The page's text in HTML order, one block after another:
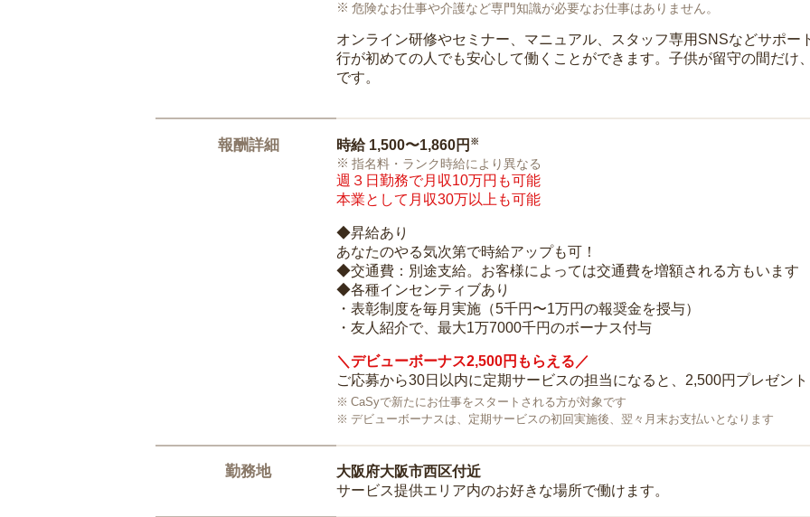
危険なお仕事や介護など専門知識が必要なお仕事はありません。
オンライン研修やセミナー、マニュアル、スタッフ専用SNSなどサポー
行が初めての人でも安心して働くことができます。子供が留守の間だけ
です。
報酬詳細 時給 1,500〜1,860円 ※
指名料・ランク時給により異なる
週３日勤務で月収10万円も可能
本業として月収30万以上も可能
◆昇給あり
あなたのやる気次第で時給アップも可！
◆交通費：別途支給。お客様によっては交通費を増額される方もいます
◆各種インセンティブあり
・表彰制度を毎月実施（5千円〜1万円の報奨金を授与）
・友人紹介で、最大1万7000千円のボーナス付与
＼デビューボーナス2,500円もらえる／
ご応募から30日以内に定期サービスの担当になると、2,500円プレゼント
CaSyで新たにお仕事をスタートされる方が対象です
デビューボーナスは、定期サービスの初回実施後、翌々月末お支払いとなります
勤務地
大阪府大阪市西区付近
サービス提供エリア内のお好きな場所で働けます。